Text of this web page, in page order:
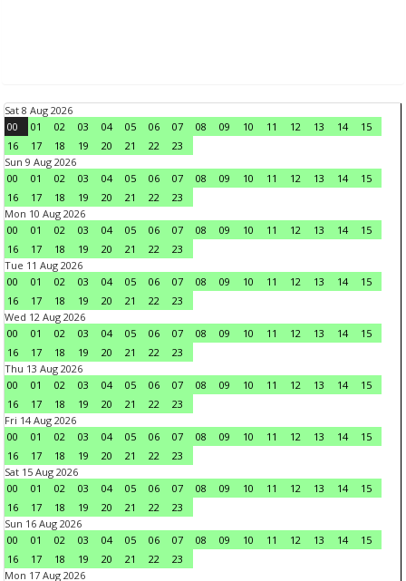
Sat 8 Aug 2026
00
01 02 03 04 05 06 07 08 09 10 11 12 13 14
15
16
17 18 19 20 21 22
23
Sun 9 Aug 2026
00
01 02 03 04 05 06 07 08 09 10 11 12 13 14
15
16
17 18 19 20 21 22
23
Mon 10 Aug 2026
00
01 02 03 04 05 06 07 08 09 10 11 12 13 14
15
16
17 18 19 20 21 22
23
Tue 11 Aug 2026
00
01 02 03 04 05 06 07 08 09 10 11 12 13 14
15
16
17 18 19 20 21 22
23
Wed 12 Aug 2026
00
01 02 03 04 05 06 07 08 09 10 11 12 13 14
15
16
17 18 19 20 21 22
23
Thu 13 Aug 2026
00
01 02 03 04 05 06 07 08 09 10 11 12 13 14
15
16
17 18 19 20 21 22
23
Fri 14 Aug 2026
00
01 02 03 04 05 06 07 08 09 10 11 12 13 14
15
16
17 18 19 20 21 22
23
Sat 15 Aug 2026
00
01 02 03 04 05 06 07 08 09 10 11 12 13 14
15
16
17 18 19 20 21 22
23
Sun 16 Aug 2026
00
01 02 03 04 05 06 07 08 09 10 11 12 13 14
15
16
17 18 19 20 21 22
23
Mon 17 Aug 2026